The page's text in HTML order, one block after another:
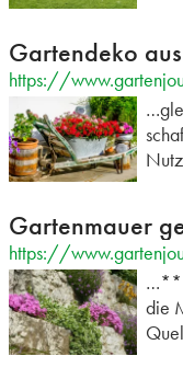
Gartendeko
https://
Gartenmauer
https://
die